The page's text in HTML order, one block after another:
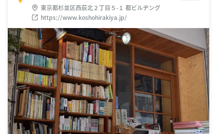
東京都杉並区西荻北２丁目５-１ 都ビルヂング
https://www.koshohirakiya.jp/